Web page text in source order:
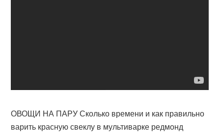
ОВОЩИ НА ПАРУ Сколько времени и как правильно
варить красную свеклу в мультиварке редмонд